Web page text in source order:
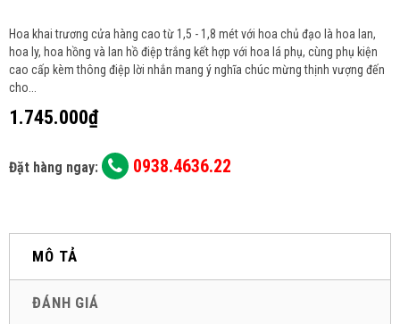
Hoa khai trương cửa hàng cao từ 1,5 - 1,8 mét với hoa chủ đạo là hoa lan,
hoa ly, hoa hồng và lan hồ điệp trắng kết hợp với hoa lá phụ, cùng phụ kiện
cao cấp kèm thông điệp lời nhắn mang ý nghĩa chúc mừng thịnh vượng đến
cho...
1.745.000₫
Đặt hàng ngay: 0938.4636.22
MÔ TẢ
ĐÁNH GIÁ